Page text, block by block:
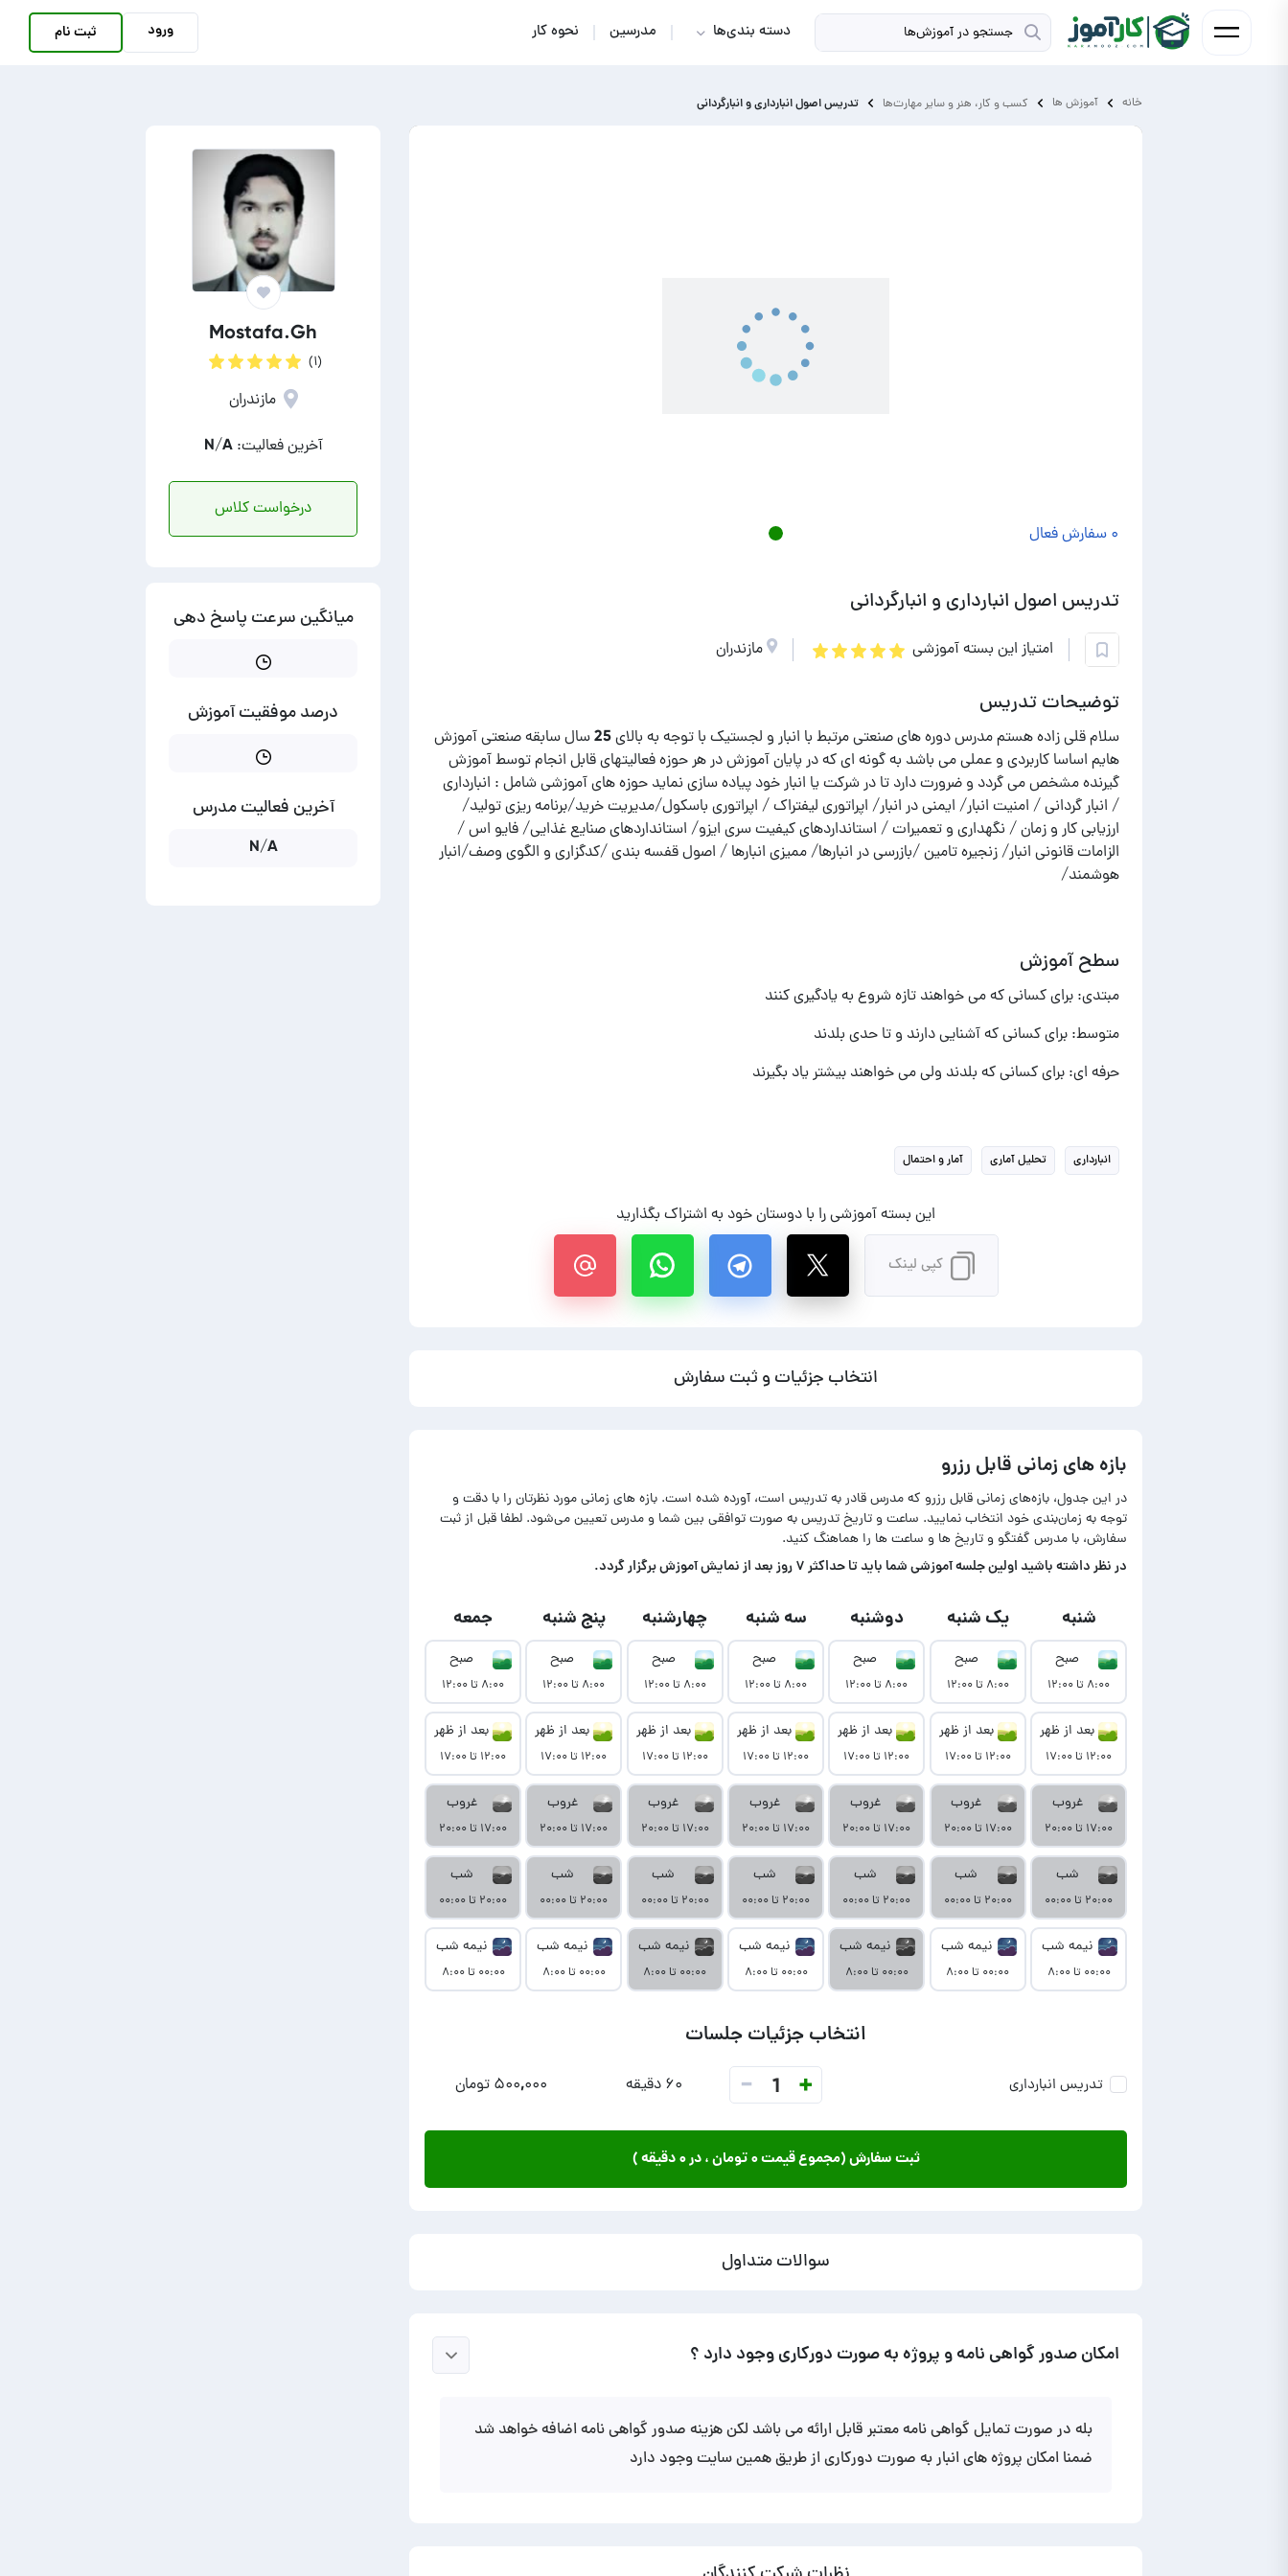
دسته بندی‌ها مدرسین نحوه کار ورود ثبت نام
خانه آموزش ‌ها کسب و کار، هنر و سایر مهارت‌ها تدریس اصول انبارداری و انبارگردانی
۰ سفارش فعال
تدریس اصول انبارداری و انبارگردانی
امتیاز این بسته آموزشی مازندران
توضیحات تدریس
سلام قلی زاده هستم مدرس دوره های صنعتی مرتبط با انبار و لجستیک با توجه به بالای 25 سال سابقه صنعتی آموزش
هایم اساسا کاربردی و عملی می باشد به گونه ای که در پایان آموزش در هر حوزه فعالیتهای قابل انجام توسط آموزش
گیرنده مشخص می گردد و ضرورت دارد تا در شرکت یا انبار خود پیاده سازی نماید حوزه های آموزشی شامل : انبارداری
/ انبار گردانی / امنیت انبار/ ایمنی در انبار/ اپراتوری لیفتراک / اپراتوری باسکول/مدیریت خرید/برنامه ریزی تولید/
ارزیابی کار و زمان / نگهداری و تعمیرات / استانداردهای کیفیت سری ایزو/ استانداردهای صنایع غذایی/ فایو اس /
الزامات قانونی انبار/ زنجیره تامین /بازرسی در انبارها/ ممیزی انبارها / اصول قفسه بندی /کدگزاری و الگوی وصف/انبار
هوشمند/
سطح آموزش
مبتدی: برای کسانی که می خواهند تازه شروع به یادگیری کنند
متوسط: برای کسانی که آشنایی دارند و تا حدی بلدند
حرفه ای: برای کسانی که بلدند ولی می خواهند بیشتر یاد بگیرند
انبارداری تحلیل آماری آمار و احتمال
این بسته آموزشی را با دوستان خود به اشتراک بگذارید
کپی لینک
انتخاب جزئیات و ثبت سفارش
بازه های زمانی قابل رزرو
در این جدول، بازه‌های زمانی قابل رزرو که مدرس قادر به تدریس است، آورده شده است. بازه های زمانی مورد نظرتان را با دقت و
توجه به زمان‌بندی خود انتخاب نمایید. ساعت و تاریخ تدریس به صورت توافقی بین شما و مدرس تعیین می‌شود. لطفا قبل از ثبت
سفارش، با مدرس گفتگو و تاریخ ها و ساعت ها را هماهنگ کنید.
در‌ نظر داشته باشید اولین جلسه آموزشی شما باید تا حداکثر ۷ روز بعد از نمایش آموزش برگزار گردد.
شنبه
صبح
۸:۰۰ تا ۱۲:۰۰
بعد از ظهر
۱۲:۰۰ تا ۱۷:۰۰
غروب
۱۷:۰۰ تا ۲۰:۰۰
شب
۲۰:۰۰ تا ۰۰:۰۰
نیمه شب
۰۰:۰۰ تا ۸:۰۰
یک شنبه
صبح
۸:۰۰ تا ۱۲:۰۰
بعد از ظهر
۱۲:۰۰ تا ۱۷:۰۰
غروب
۱۷:۰۰ تا ۲۰:۰۰
شب
۲۰:۰۰ تا ۰۰:۰۰
نیمه شب
۰۰:۰۰ تا ۸:۰۰
دوشنبه
صبح
۸:۰۰ تا ۱۲:۰۰
بعد از ظهر
۱۲:۰۰ تا ۱۷:۰۰
غروب
۱۷:۰۰ تا ۲۰:۰۰
شب
۲۰:۰۰ تا ۰۰:۰۰
نیمه شب
۰۰:۰۰ تا ۸:۰۰
سه شنبه
صبح
۸:۰۰ تا ۱۲:۰۰
بعد از ظهر
۱۲:۰۰ تا ۱۷:۰۰
غروب
۱۷:۰۰ تا ۲۰:۰۰
شب
۲۰:۰۰ تا ۰۰:۰۰
نیمه شب
۰۰:۰۰ تا ۸:۰۰
چهارشنبه
صبح
۸:۰۰ تا ۱۲:۰۰
بعد از ظهر
۱۲:۰۰ تا ۱۷:۰۰
غروب
۱۷:۰۰ تا ۲۰:۰۰
شب
۲۰:۰۰ تا ۰۰:۰۰
نیمه شب
۰۰:۰۰ تا ۸:۰۰
پنج شنبه
صبح
۸:۰۰ تا ۱۲:۰۰
بعد از ظهر
۱۲:۰۰ تا ۱۷:۰۰
غروب
۱۷:۰۰ تا ۲۰:۰۰
شب
۲۰:۰۰ تا ۰۰:۰۰
نیمه شب
۰۰:۰۰ تا ۸:۰۰
جمعه
صبح
۸:۰۰ تا ۱۲:۰۰
بعد از ظهر
۱۲:۰۰ تا ۱۷:۰۰
غروب
۱۷:۰۰ تا ۲۰:۰۰
شب
۲۰:۰۰ تا ۰۰:۰۰
نیمه شب
۰۰:۰۰ تا ۸:۰۰
انتخاب جزئیات جلسات
تدریس انبارداری +
1
- ۶۰ دقیقه ۵۰۰,۰۰۰ تومان
ثبت سفارش (مجموع قیمت۰ تومان ، در۰ دقیقه )
سوالات متداول
امکان صدور گواهی نامه و پروژه به صورت دورکاری وجود دارد ؟
بله در صورت تمایل گواهی نامه معتبر قابل ارائه می باشد لکن هزینه صدور گواهی نامه اضافه خواهد شد
ضمنا امکان پروژه های انبار به صورت دورکاری از طریق همین سایت وجود دارد
Mostafa.Gh
(۱)
مازندران
آخرین فعالیت: N/A
درخواست کلاس
میانگین سرعت پاسخ دهی
درصد موفقیت آموزش
آخرین فعالیت مدرس
N/A